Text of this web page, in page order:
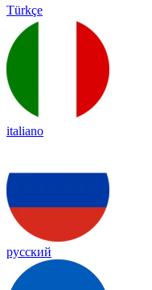
Türkçe
italiano
русский